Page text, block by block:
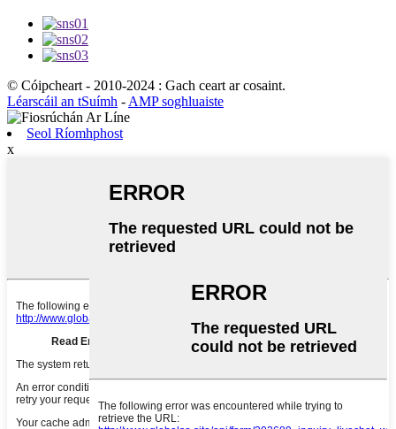
© Cóipcheart - 2010-2024 : Gach ceart ar cosaint.
Léarscáil an tSuímh - AMP soghluaiste
Seol Ríomhphost
x